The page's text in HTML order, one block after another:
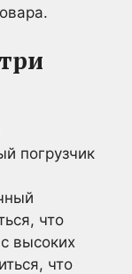
погрузчик
что
высоких
что